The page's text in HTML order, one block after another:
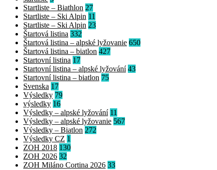
Startliste – Biathlon 27
Startliste – Ski Alpin 11
Startliste – Ski Alpin 23
Štartová listina 332
Štartová listina – alpské lyžovanie 650
Štartová listina – biatlon 427
Startovní listina 17
Startovní listina – alpské lyžování 43
Startovní listina – biatlon 75
Svenska 17
Výsledky 79
výsledky 16
Výsledky – alpské lyžování 11
Výsledky – alpské lyžovanie 567
Výsledky – Biatlon 272
Výsledky CZ 1
ZOH 2018 130
ZOH 2026 32
ZOH Miláno Cortina 2026 33